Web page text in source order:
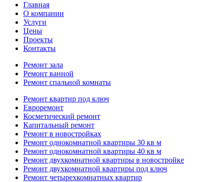
Главная
О компании
Услуги
Цены
Проекты
Контакты
Ремонт зала
Ремонт ванной
Ремонт спальной комнаты
Ремонт квартир под ключ
Евроремонт
Косметический ремонт
Капитальный ремонт
Ремонт в новостройках
Ремонт однокомнатной квартиры 30 кв м
Ремонт однокомнатной квартиры 40 кв м
Ремонт двухкомнатной квартиры в новостройке
Ремонт двухкомнатной квартиры под ключ
Ремонт четырехкомнатных квартир